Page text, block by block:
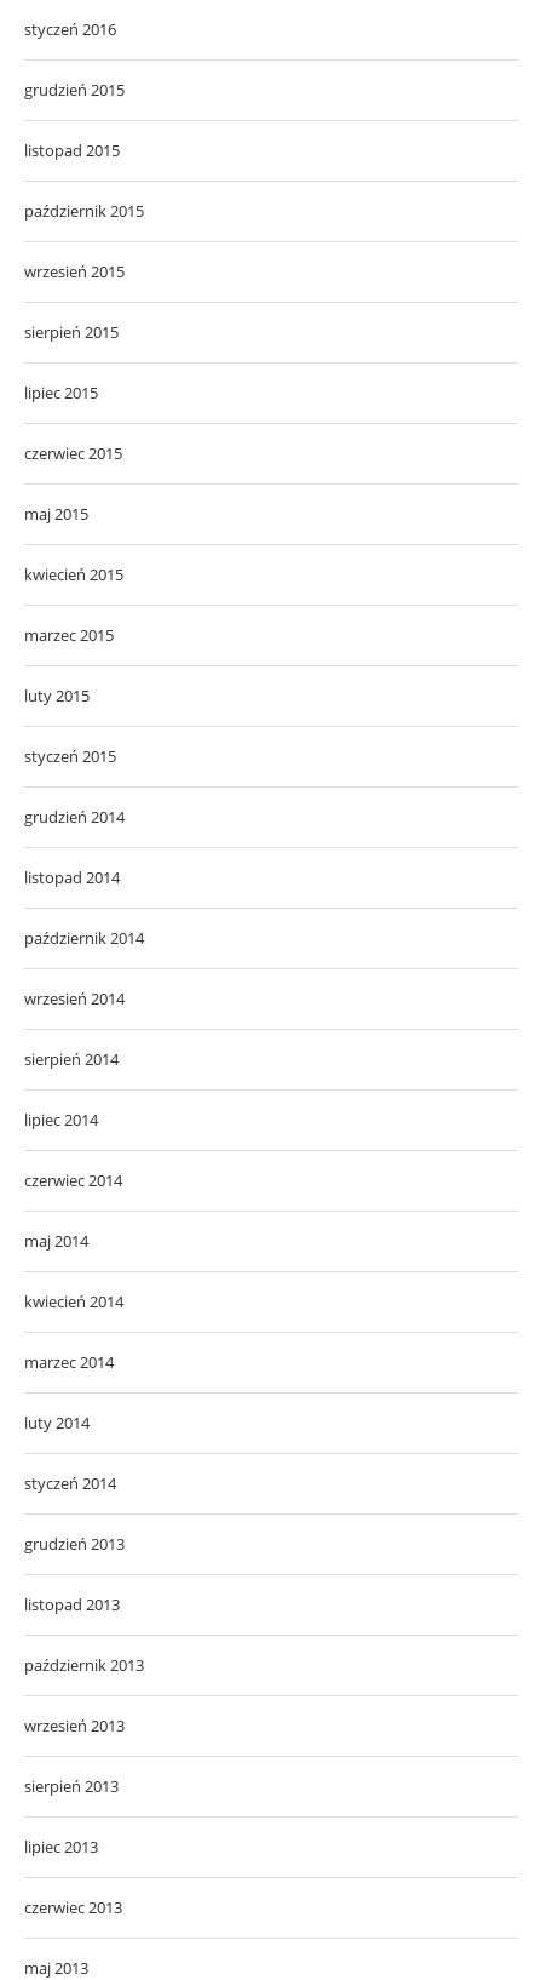
styczeń 2016
grudzień 2015
listopad 2015
październik 2015
wrzesień 2015
sierpień 2015
lipiec 2015
czerwiec 2015
maj 2015
kwiecień 2015
marzec 2015
luty 2015
styczeń 2015
grudzień 2014
listopad 2014
październik 2014
wrzesień 2014
sierpień 2014
lipiec 2014
czerwiec 2014
maj 2014
kwiecień 2014
marzec 2014
luty 2014
styczeń 2014
grudzień 2013
listopad 2013
październik 2013
wrzesień 2013
sierpień 2013
lipiec 2013
czerwiec 2013
maj 2013